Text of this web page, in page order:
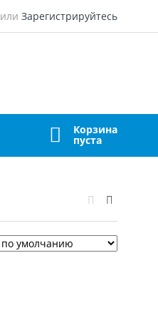
или Зарегистрируйтесь
Корзина
пуста